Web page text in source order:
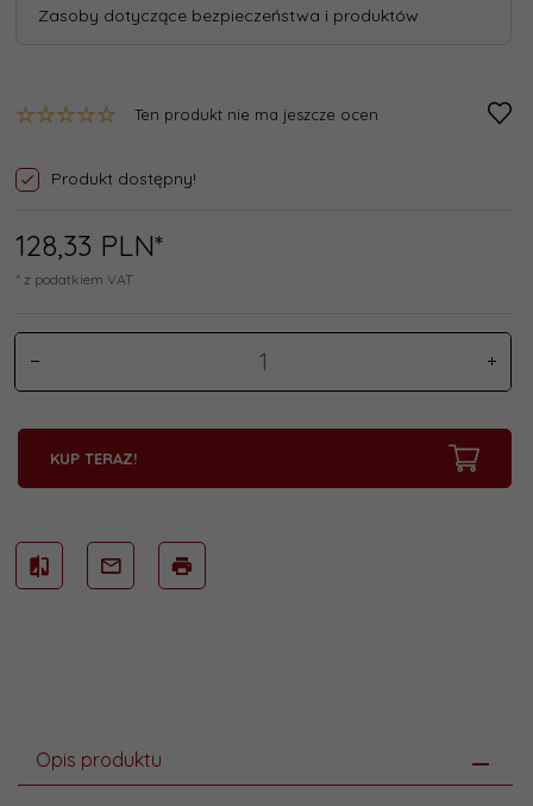
Zasoby dotyczące bezpieczeństwa i produktów
Ten produkt nie ma jeszcze ocen
Produkt dostępny!
128,33 PLN*
* z podatkiem VAT
KUP TERAZ!
Opis produktu